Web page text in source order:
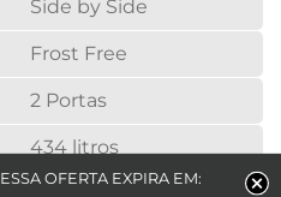
Side by Side
Frost Free
2 Portas
434 litros
ESSA OFERTA EXPIRA EM: